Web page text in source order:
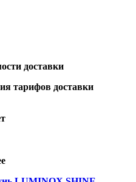
доставки
тарифов доставки